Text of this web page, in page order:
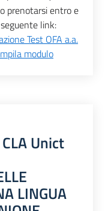
prenotarsi entro e
link:
Test OFA a.a.
modulo
Unict
LINGUA